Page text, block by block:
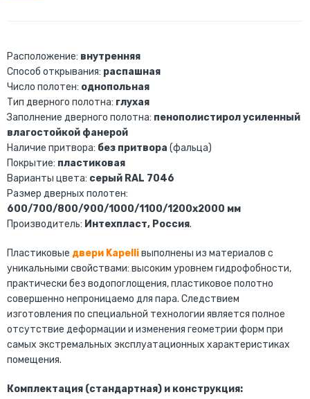
Расположение: внутренняя
Способ открывания: распашная
Число полотен: однопольная
Тип дверного полотна: глухая
Заполнение дверного полотна: пенополистирол усиленный
влагостойкой фанерой
Наличие притвора: без притвора (фальца)
Покрытие: пластиковая
Варианты цвета: серый RAL 7046
Размер дверных полотен:
600/700/800/900/1000/1100/1200х2000 мм
Производитель: Интехпласт, Россия.
Пластиковые двери Kapelliвыполнены из материалов с
уникальными свойствами: высоким уровнем гидрофобности,
практически без водопоглощения, пластиковое полотно
совершенно непроницаемо для пара. Следствием
изготовления по специальной технологии является полное
отсутствие деформации и изменения геометрии форм при
самых экстремальных эксплуатационных характеристиках
помещения.
Комплектация (стандартная) и конструкция: